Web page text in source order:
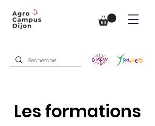
Les formations